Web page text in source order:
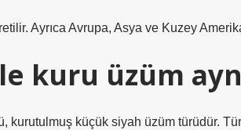
Ayrıca Avrupa, Asya ve Kuzey
kuru üzüm
kurutulmuş küçük siyah üzüm türüdür.